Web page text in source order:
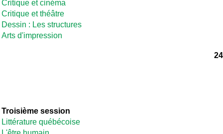
Critique et cinéma
Critique et théâtre
Dessin : Les structures
Arts d'impression
Troisième session
Littérature québécoise